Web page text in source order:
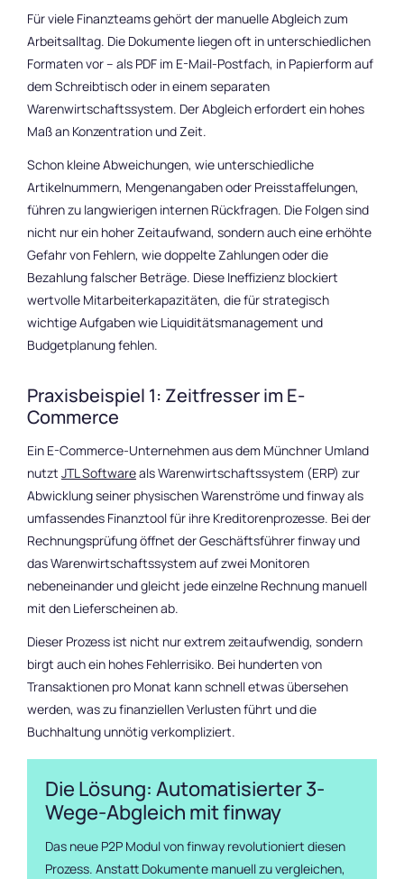
Für viele Finanzteams gehört der manuelle Abgleich zum
Arbeitsalltag. Die Dokumente liegen oft in unterschiedlichen
Formaten vor – als PDF im E-Mail-Postfach, in Papierform auf
dem Schreibtisch oder in einem separaten
Warenwirtschaftssystem. Der Abgleich erfordert ein hohes
Maß an Konzentration und Zeit.
Schon kleine Abweichungen, wie unterschiedliche
Artikelnummern, Mengenangaben oder Preisstaffelungen,
führen zu langwierigen internen Rückfragen. Die Folgen sind
nicht nur ein hoher Zeitaufwand, sondern auch eine erhöhte
Gefahr von Fehlern, wie doppelte Zahlungen oder die
Bezahlung falscher Beträge. Diese Ineffizienz blockiert
wertvolle Mitarbeiterkapazitäten, die für strategisch
wichtige Aufgaben wie Liquiditätsmanagement und
Budgetplanung fehlen.
Praxisbeispiel 1: Zeitfresser im E-
Commerce
Ein E-Commerce-Unternehmen aus dem Münchner Umland
nutzt JTL Softwareals Warenwirtschaftssystem (ERP) zur
Abwicklung seiner physischen Warenströme und finway als
umfassendes Finanztool für ihre Kreditorenprozesse. Bei der
Rechnungsprüfung öffnet der Geschäftsführer finway und
das Warenwirtschaftssystem auf zwei Monitoren
nebeneinander und gleicht jede einzelne Rechnung manuell
mit den Lieferscheinen ab.
Dieser Prozess ist nicht nur extrem zeitaufwendig, sondern
birgt auch ein hohes Fehlerrisiko. Bei hunderten von
Transaktionen pro Monat kann schnell etwas übersehen
werden, was zu finanziellen Verlusten führt und die
Buchhaltung unnötig verkompliziert.
Die Lösung: Automatisierter 3-
Wege-Abgleich mit finway
Das neue P2P Modul von finway revolutioniert diesen
Prozess. Anstatt Dokumente manuell zu vergleichen,